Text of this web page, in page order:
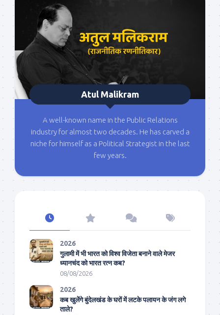
Atul Malikram
A well-known name in the Public Relations
industry for almost two decades. He has carved a
niche for himself as a Political Strategist in the last
few years.
2026
गुलामी में भी भारत को विश्व विजेता बनाने वाले मेजर
ध्यानचंद को भारत रत्न कब?
08/08/2026
2026
कब खुलेंगे बुंदेलखंड के घरों में लटके पलायन के जंग लगे
ताले?